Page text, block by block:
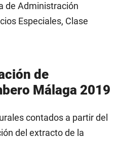
de Administración
Especiales, Clase
de
Málaga 2019
contados a partir del
del extracto de la